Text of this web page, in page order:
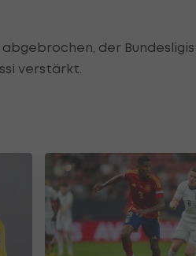
der
verstärkt.